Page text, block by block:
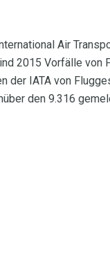
Air
2015 Vorfälle von
der IATA von
den 9.316